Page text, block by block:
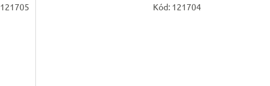
121705 Kód: 121704